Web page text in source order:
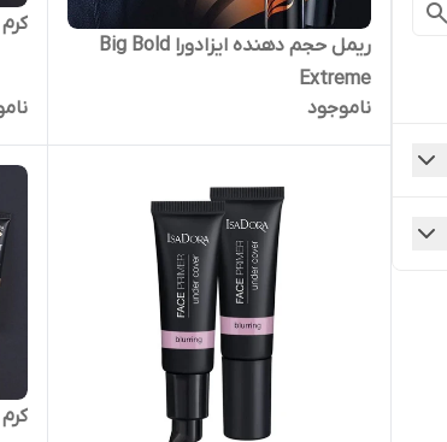
ریمل حجم دهنده ایزادورا Big Bold
Extreme
ناموجود